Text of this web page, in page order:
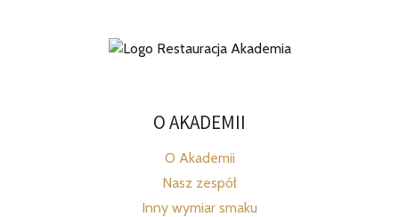
O AKADEMII
O Akademii
Nasz zespół
Inny wymiar smaku